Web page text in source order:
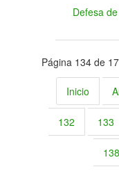
Defesa
Página 134 de
Inicio
132 133
138